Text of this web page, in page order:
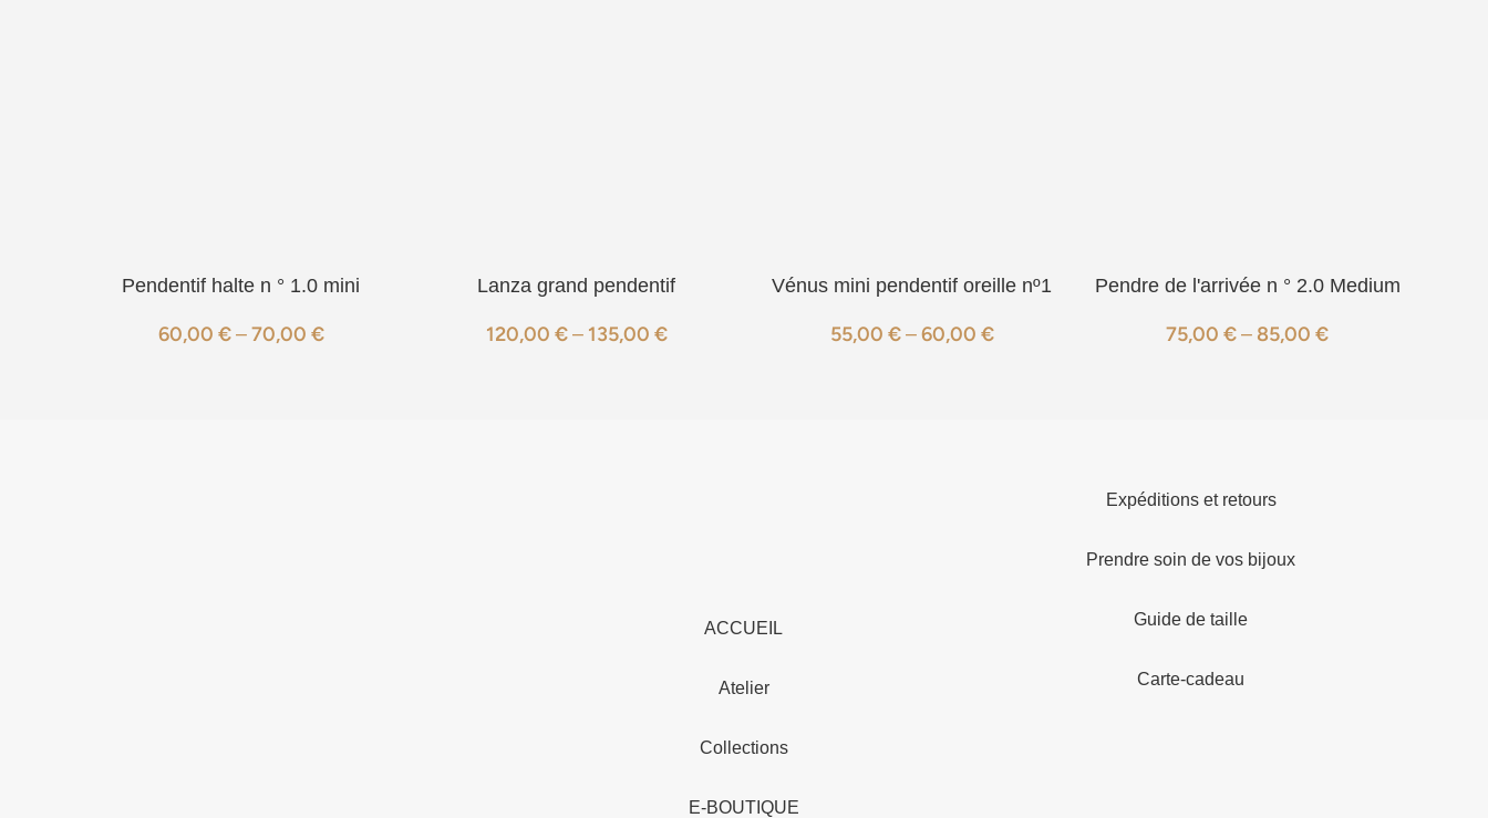
Pendentif halte n ° 1.0 mini
60,00 € –70,00 €
Lanza grand pendentif
120,00 € – 135,00 €
Vénus mini pendentif oreille nº1
55,00 € –60,00 €
Pendre de l'arrivée n ° 2.0 Medium
75,00 €– 85,00 €
ACCUEIL
Atelier
Collections
E-BOUTIQUE
Expéditions et retours
Prendre soin de vos bijoux
Guide de taille
Carte-cadeau